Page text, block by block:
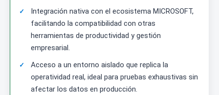
Integración nativa con el ecosistema MICROSOFT,
facilitando la compatibilidad con otras
herramientas de productividad y gestión
empresarial.
Acceso a un entorno aislado que replica la
operatividad real, ideal para pruebas exhaustivas sin
afectar los datos en producción.